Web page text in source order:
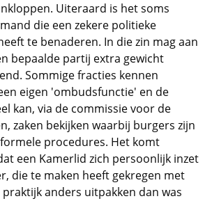
Uiteraard is het soms
die een zekere politieke
te benaderen. In die zin mag aan
bepaalde partij extra gewicht
Sommige fracties kennen
eigen 'ombudsfunctie' en de
kan, via de commissie voor de
zaken bekijken waarbij burgers zijn
procedures. Het komt
een Kamerlid zich persoonlijk inzet
die te maken heeft gekregen met
anders uitpakken dan was